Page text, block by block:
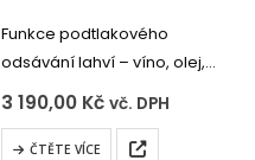
Funkce podtlakového
odsávání lahví – víno, olej,
ocet…
Můžete vakuovat nebo jen
hygienicky zabalit
3 190,00 Kč vč. DPH
ČTĚTE VÍCE